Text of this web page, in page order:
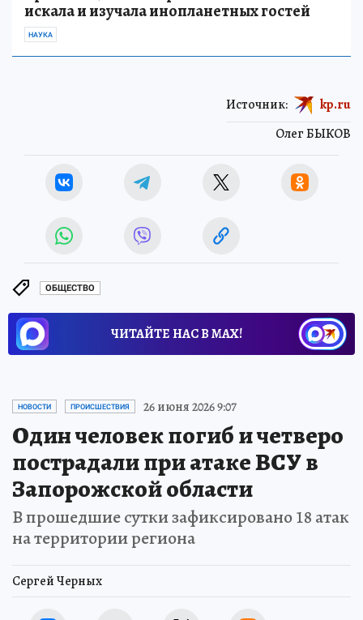
искала и изучала инопланетных гостей
НАУКА
Олег БЫКОВ
Источник: kp.ru
ОБЩЕСТВО
ЧИТАЙТЕ НАС В МАХ!
НОВОСТИ ПРОИСШЕСТВИЯ 26 июня 2026 9:07
Один человек погиб и четверо
пострадали при атаке ВСУ в
Запорожской области
В прошедшие сутки зафиксировано 18 атак
на территории региона
Сергей Черных